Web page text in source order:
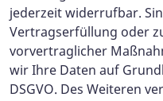
jederzeit widerrufbar.
Vertragserfüllung oder
vorvertraglicher
wir Ihre Daten auf
DSGVO. Des Weiteren